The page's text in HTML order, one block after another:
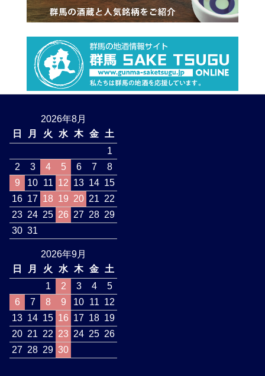
2026年8月
日
月 火 水 木 金
土
1
2
3 4 5 6 7
8
9
10 11 12 13 14 15
16 17 18 19 20 21 22
23 24 25 26 27 28 29
30 31
2026年9月
日
月 火 水 木 金
土
1
2 3 4
5
6
7 8 9 10 11 12
13 14 15 16 17 18 19
20 21 22 23 24 25 26
27 28 29 30